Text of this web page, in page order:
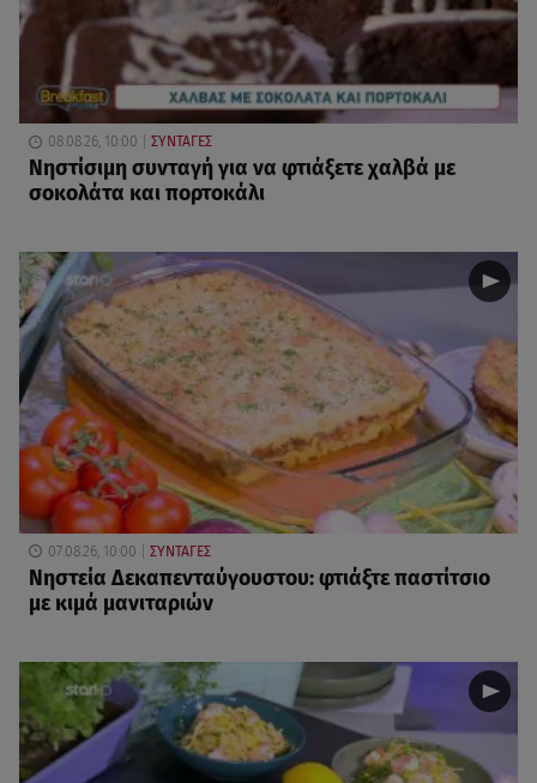
08.08.26, 10:00 ΣΥΝΤΑΓΕΣ
Νηστίσιμη συνταγή για να φτιάξετε χαλβά με
σοκολάτα και πορτοκάλι
07.08.26, 10:00 ΣΥΝΤΑΓΕΣ
Νηστεία Δεκαπενταύγουστου: φτιάξτε παστίτσιο
με κιμά μανιταριών